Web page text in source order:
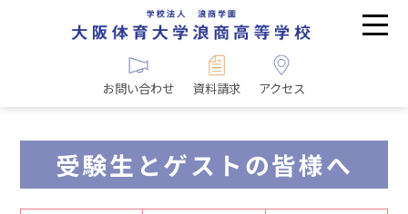
お問い合わせ 資料請求 アクセス
受験生とゲストの皆様へ